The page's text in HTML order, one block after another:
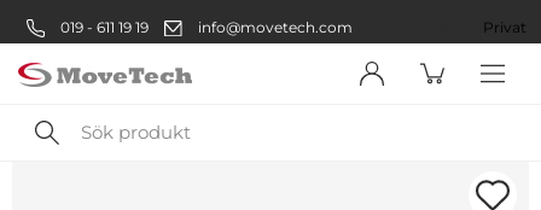
019 - 611 19 19 info@movetech.com Privat
Sök
produkt